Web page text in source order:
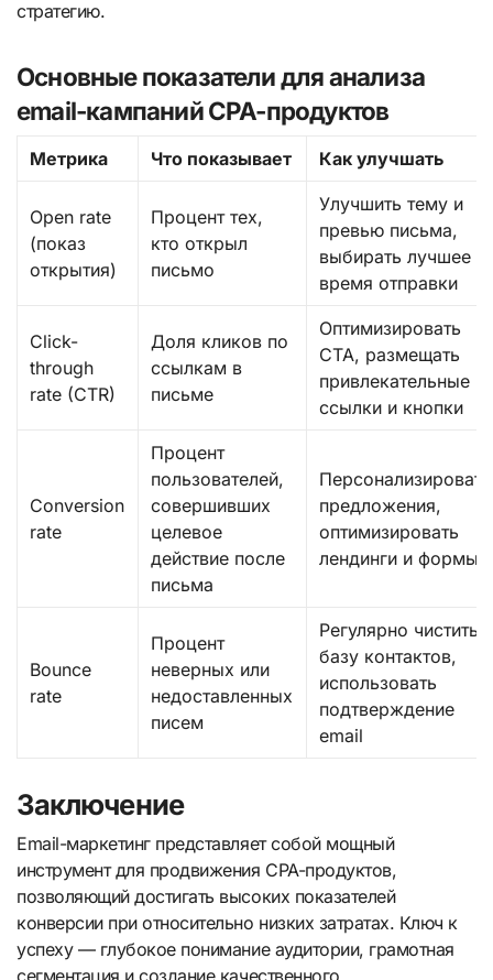
стратегию.
Основные показатели для анализа
email-кампаний CPA-продуктов
Метрика Что показывает Как улучшать
Open rate
(показ
открытия)
Процент тех,
кто открыл
письмо
Улучшить тему и
превью письма,
выбирать лучшее
время отправки
Click-
through
rate (CTR)
Доля кликов по
ссылкам в
письме
Оптимизировать
CTA, размещать
привлекательные
ссылки и кнопки
Conversion
rate
Процент
пользователей,
совершивших
целевое
действие после
письма
Персонализировать
предложения,
оптимизировать
лендинги и формы
Bounce
rate
Процент
неверных или
недоставленных
писем
Регулярно чистить
базу контактов,
использовать
подтверждение
email
Заключение
Email-маркетинг представляет собой мощный
инструмент для продвижения CPA-продуктов,
позволяющий достигать высоких показателей
конверсии при относительно низких затратах. Ключ к
успеху — глубокое понимание аудитории, грамотная